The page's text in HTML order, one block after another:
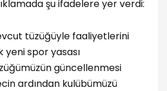
şu ifadelere yer verdi:
tüzüğüyle faaliyetlerini
yeni spor yasası
güncellenmesi
ardından kulübümüzü